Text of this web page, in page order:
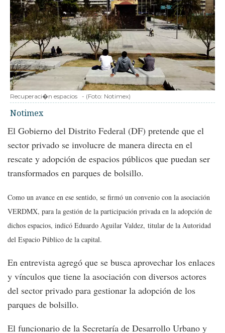
Recuperaci�n espacios - (Foto: Notimex)
Notimex
El Gobierno del Distrito Federal (DF) pretende que el
sector privado se involucre de manera directa en el
rescate y adopción de espacios públicos que puedan ser
transformados en parques de bolsillo.
Como un avance en ese sentido, se firmó un convenio con la asociación
VERDMX, para la gestión de la participación privada en la adopción de
dichos espacios, indicó Eduardo Aguilar Valdez, titular de la Autoridad
del Espacio Público de la capital.
En entrevista agregó que se busca aprovechar los enlaces
y vínculos que tiene la asociación con diversos actores
del sector privado para gestionar la adopción de los
parques de bolsillo.
El funcionario de la Secretaría de Desarrollo Urbano y